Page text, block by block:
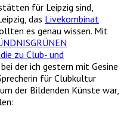
für Leipzig sind,
das Livekombinat
es genau wissen. Mit
zu Club- und
, bei der ich gestern mit Gesine
für Clubkultur
der Bildenden Künste war,